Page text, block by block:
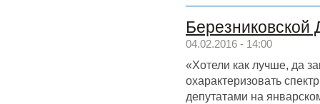
04.02.2016 - 14:00
«Хотели как лучше, да
охарактеризовать
депутатами на